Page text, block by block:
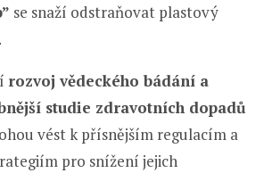
se snaží odstraňovat plastový
rozvoj vědeckého bádání a
studie zdravotních dopadů
vést k přísnějším regulacím a
pro snížení jejich